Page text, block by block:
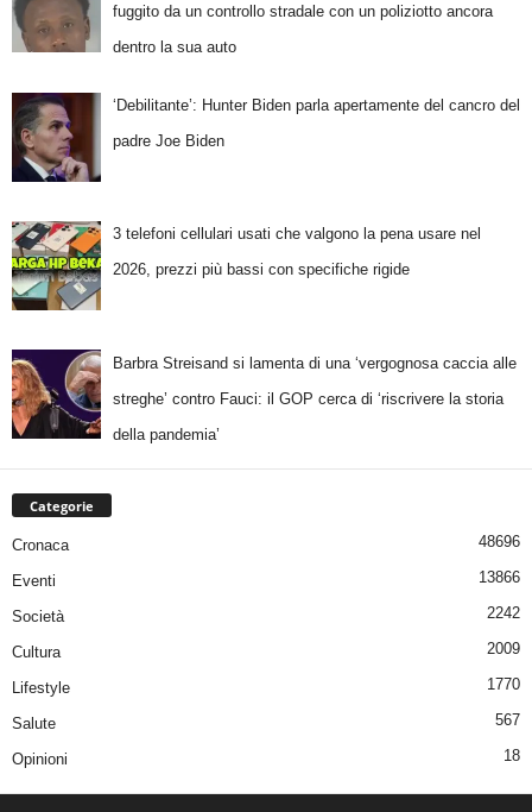
fuggito da un controllo stradale con un poliziotto ancora
dentro la sua auto
‘Debilitante’: Hunter Biden parla apertamente del cancro del
padre Joe Biden
3 telefoni cellulari usati che valgono la pena usare nel
2026, prezzi più bassi con specifiche rigide
Barbra Streisand si lamenta di una ‘vergognosa caccia alle
streghe’ contro Fauci: il GOP cerca di ‘riscrivere la storia
della pandemia’
Categorie
Cronaca 48696
Eventi 13866
Società 2242
Cultura 2009
Lifestyle 1770
Salute 567
Opinioni 18